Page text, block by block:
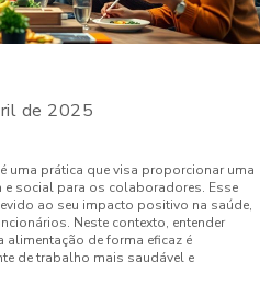
de 2025
uma prática que visa proporcionar uma
social para os colaboradores. Esse
ao seu impacto positivo na saúde,
Neste contexto, entender
de forma eficaz é
de trabalho mais saudável e